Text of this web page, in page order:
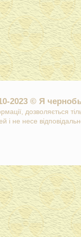
2023 © Я
дозволяється
не несе